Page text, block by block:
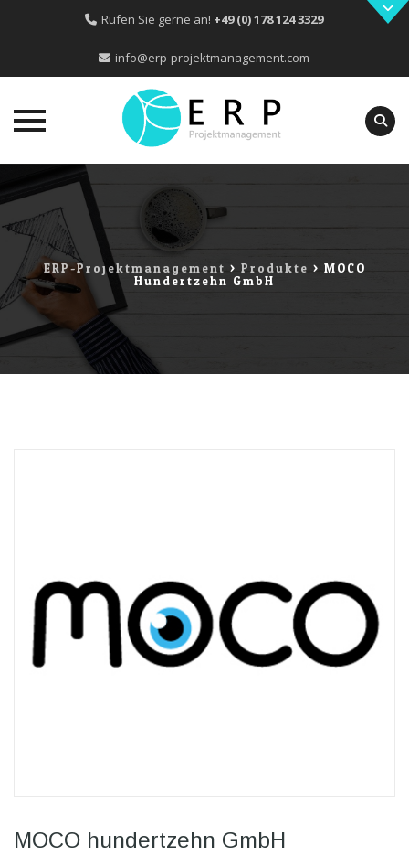
Rufen Sie gerne an! +49 (0) 178 124 3329
info@erp-projektmanagement.com
to
content
ERP-Projektmanagement > Produkte > MOCO
Hundertzehn GmbH
MOCO hundertzehn GmbH
Technisch
notwendige
Cookies
Diese Cookies
sind nicht